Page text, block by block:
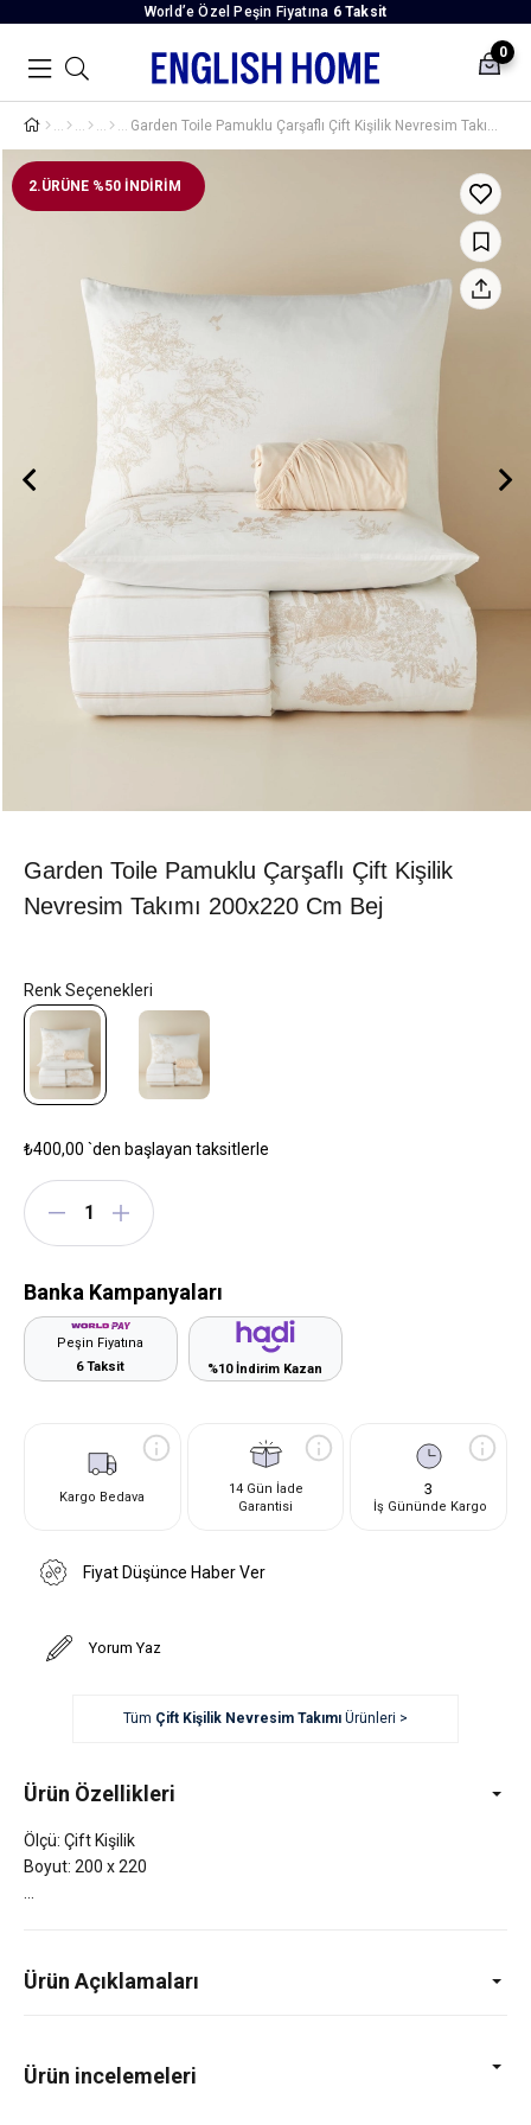
World’e Özel Peşin Fiyatına 6 Taksit
0
Garden Toile Pamuklu Çarşaflı Çift Kişilik Nevresim Takımı 200x220 cm Bej
2.ÜRÜNE %50 İNDİRİM
Garden Toile Pamuklu Çarşaflı Çift Kişilik
Nevresim Takımı 200x220 Cm Bej
₺400,00 `den başlayan taksitlerle
Banka Kampanyaları
Peşin Fiyatına
6 Taksit
%10 İndirim Kazan
Kargo Bedava
14 Gün İade
Garantisi
3
İş Gününde Kargo
Fiyat Düşünce Haber Ver
Yorum Yaz
Tüm Çift Kişilik Nevresim TakımıÜrünleri >
Ürün Özellikleri
Ölçü: Çift Kişilik
Boyut: 200 x 220
Ürün Açıklamaları